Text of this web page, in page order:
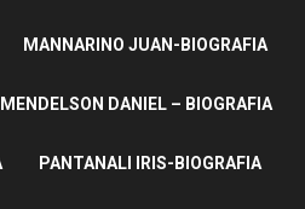
MANNARINO JUAN-BIOGRAFIA
MENDELSON DANIEL – BIOGRAFIA
PANTANALI IRIS-BIOGRAFIA